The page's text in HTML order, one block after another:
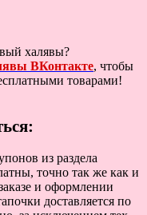
халявы?
ВКонтакте, чтобы
товарами!
из раздела
точно так же как и
и оформлении
доставляется по